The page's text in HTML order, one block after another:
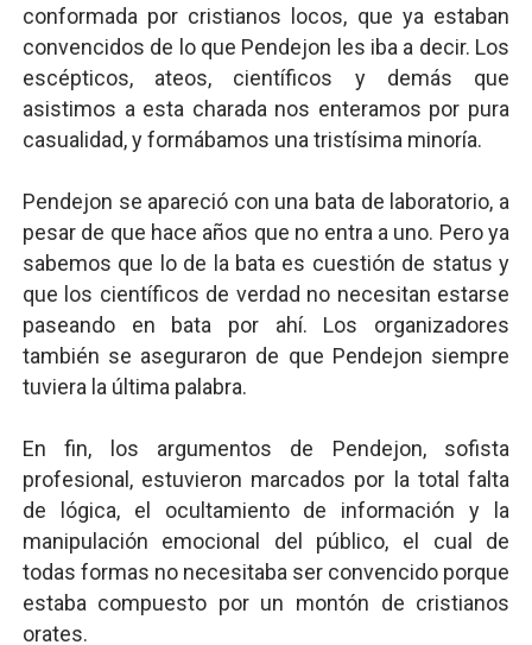
conformada por cristianos locos, que ya estaban
convencidos de lo que Pendejon les iba a decir. Los
escépticos, ateos, científicos y demás que
asistimos a esta charada nos enteramos por pura
casualidad, y formábamos una tristísima minoría.
Pendejon se apareció con una bata de laboratorio, a
pesar de que hace años que no entra a uno. Pero ya
sabemos que lo de la bata es cuestión de status y
que los científicos de verdad no necesitan estarse
paseando en bata por ahí. Los organizadores
también se aseguraron de que Pendejon siempre
tuviera la última palabra.
En fin, los argumentos de Pendejon, sofista
profesional, estuvieron marcados por la total falta
de lógica, el ocultamiento de información y la
manipulación emocional del público, el cual de
todas formas no necesitaba ser convencido porque
estaba compuesto por un montón de cristianos
orates.